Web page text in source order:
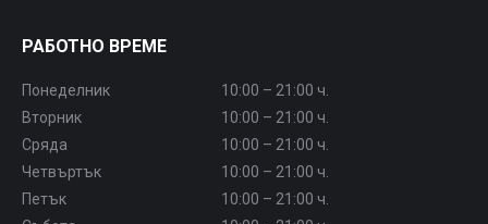
РАБОТНО ВРЕМЕ
Понеделник
10:00 – 21:00 ч.
Вторник
10:00 – 21:00 ч.
Сряда
10:00 – 21:00 ч.
Четвъртък
10:00 – 21:00 ч.
Петък
10:00 – 21:00 ч.